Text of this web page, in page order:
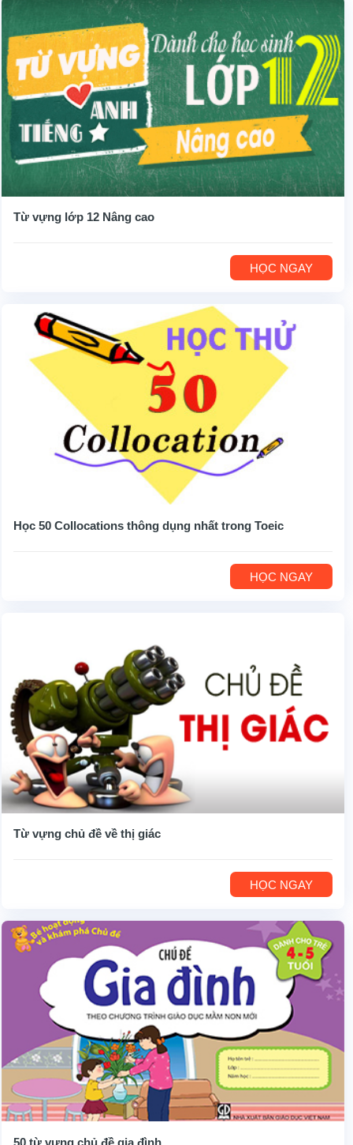
Từ vựng lớp 12 Nâng cao
HỌC NGAY
Học 50 Collocations thông dụng nhất trong Toeic
HỌC NGAY
Từ vựng chủ đề về thị giác
HỌC NGAY
50 từ vựng chủ đề gia đình